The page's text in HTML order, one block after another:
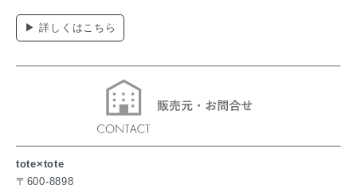
▶ 詳しくはこちら
tote×tote
〒600-8898